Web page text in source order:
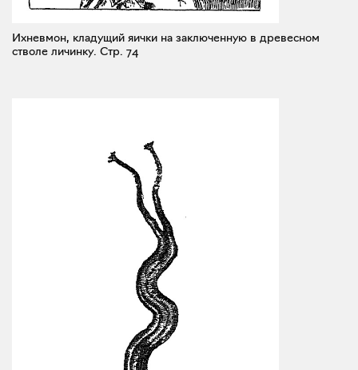
Ихневмон, кладущий яички на заключенную в древесном
стволе личинку. Стр. 74